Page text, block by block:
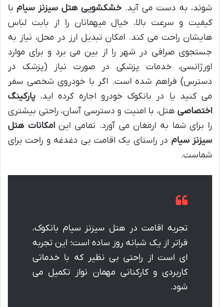
شوند، به دست می آید.خشکشویی هتل سیزنز سیام با
کیفیت و سرعت بالا، خیال میهمانان را از بابت لباس
هایشان راحت می کند. امکان تبدیل ارز در محل، نیاز به
جستجوی صرافی در شهر را از بین می برد و برای موارد
اورژانسی، خدمات پزشکی در صورت نیاز (پزشک در
دسترس) فراهم شده است. اگر با خودروی شخصی سفر
می کنید یا در بانکوک خودرو اجاره کرده اید، پارکینگ
اختصاصی هتل، با امنیت و دسترسی آسان، راحتی بیشتری
را برای شما به ارمغان می آورد. تمامی اینامکانات هتل
سیزنز سیام در راستای یک اقامت بی دغدغه و راحت برای
شماست.
تجربه اقامت در هتل سیزنز سیام بانکوک،
فراتر از یک شبانه روز ساده است؛ این تجربه
ای است از راحتی بی نظیر که با خدماتی
کاربردی و کارکنانی مهمان نواز تکمیل می
شود.